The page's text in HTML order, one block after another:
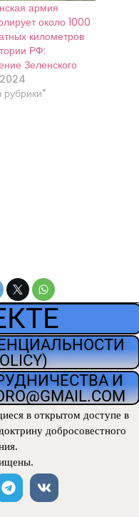
армия
около 1000
километров
РФ:
Зеленского
рубрики"
И
в открытом доступе в
добросовестного